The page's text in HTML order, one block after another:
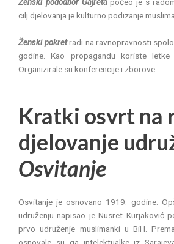
Ženski pododbor Gajretapočeo je s
cilj djelovanja je kulturno podizanje
Ženski pokretradi na ravnopravnosti
godine. Kao propagandu koriste letke
Organizirale su konferencije i zborove.
Kratki osvrt na
djelovanje
Osvitanje
Osvitanje je osnovano 1919. godine.
udruženju napisao je Nusret Kurjaković
prvo udruženje muslimanki u BiH.